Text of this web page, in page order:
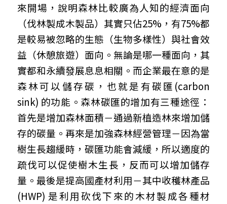
來開場，說明森林比較廣為人知的經濟面向
（伐林製成木製品）其實只佔25%，有75%都
是較易被忽略的生態（生物多樣性）與社會效
益（休憩旅遊）面向。無論是哪一種面向，其
實都和永續發展息息相關。而企業最在意的是
森林可以儲存碳，也就是有碳匯(carbon
sink) 的功能。森林碳匯的增加有三種途徑：
首先是增加森林面積－通過新植造林來增加儲
存的碳量。再來是加強森林經營管理－因為當
樹生長趨緩時，碳匯功能會減緩，所以適度的
疏伐可以促使樹木生長，反而可以增加儲存
量。最後是提高國產材利用－其中收穫林產品
(HWP) 是利用砍伐下來的木材製成各種材